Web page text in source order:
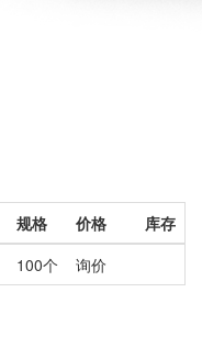
规格 价格
库存
100个 询价